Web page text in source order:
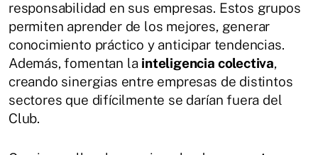
responsabilidad en sus empresas. Estos grupos
permiten aprender de los mejores, generar
conocimiento práctico y anticipar tendencias.
Además, fomentan la inteligencia colectiva,
creando sinergias entre empresas de distintos
sectores que difícilmente se darían fuera del
Club.